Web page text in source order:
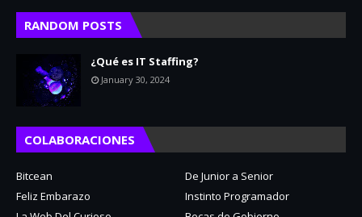
RANDOM POSTS
¿Qué es IT Staffing?
January 30, 2024
COLABORACIONES
Bitcean
De Junior a Senior
Feliz Embarazo
Instinto Programador